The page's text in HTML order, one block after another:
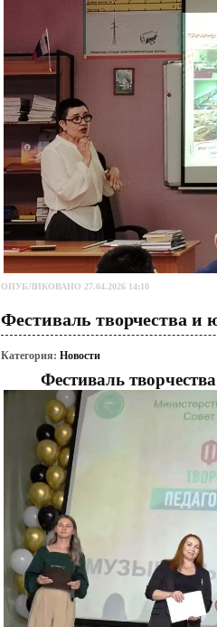
ОПУБЛИКОВАНО 27.04.2026 14:10
Фестиваль творчества и
Категория: Новости
Фестиваль